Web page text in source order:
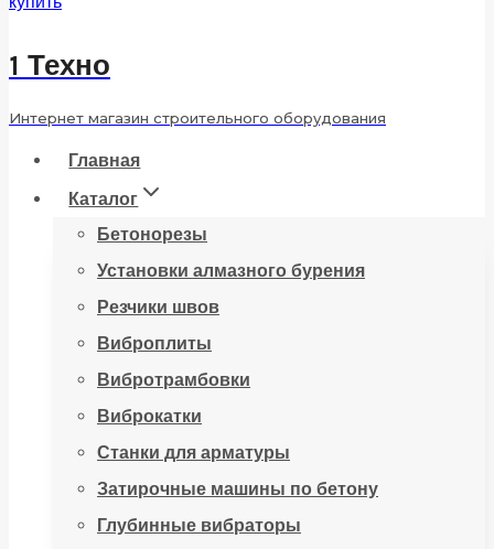
1 Техно
Интернет магазин строительного оборудования
Главная
Каталог
Бетонорезы
Установки алмазного бурения
Резчики швов
Виброплиты
Вибротрамбовки
Виброкатки
Станки для арматуры
Затирочные машины по бетону
Глубинные вибраторы